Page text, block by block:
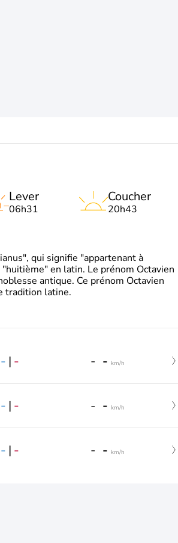
Lever
06h31
Coucher
20h43
qui signifie "appartenant à
en latin. Le prénom Octavien
antique. Ce prénom Octavien
tradition latine.
- | - - - km/h
- | - - - km/h
- | - - - km/h